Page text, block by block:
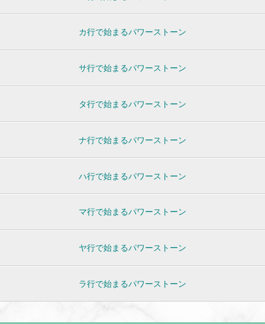
カ行で始まるパワーストーン
サ行で始まるパワーストーン
タ行で始まるパワーストーン
ナ行で始まるパワーストーン
ハ行で始まるパワーストーン
マ行で始まるパワーストーン
ヤ行で始まるパワーストーン
ラ行で始まるパワーストーン